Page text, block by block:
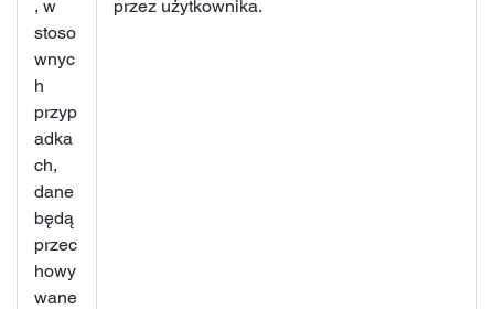
, w
stoso
wnyc
h
przyp
adka
ch,
dane
będą
przec
howy
wane
przez użytkownika.